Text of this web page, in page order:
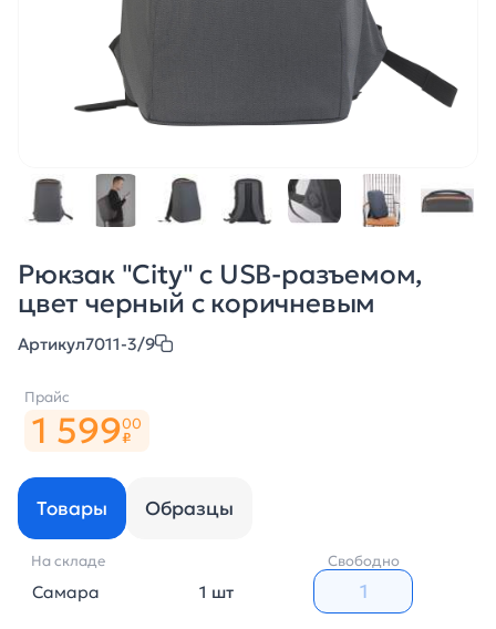
Рюкзак "City" с USB-разъемом,
цвет черный с коричневым
Артикул7011-3/9
Прайс
1 59900
₽
Товары Образцы
На складе
Самара 1 шт
Свободно